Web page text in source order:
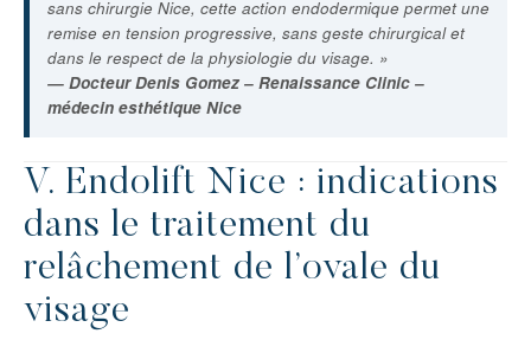
sans chirurgie Nice, cette action endodermique permet une
remise en tension progressive, sans geste chirurgical et
dans le respect de la physiologie du visage. »
— Docteur Denis Gomez – Renaissance Clinic –
médecin esthétique Nice
V. Endolift Nice : indications
dans le traitement du
relâchement de l’ovale du
visage